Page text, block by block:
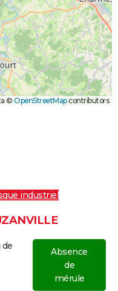
© OpenStreetMapcontributors
industriel
de
Absence
de
mérule